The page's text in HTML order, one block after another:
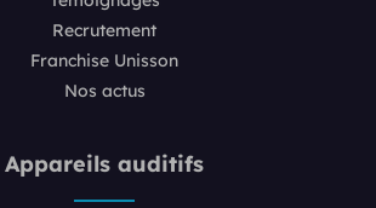
Recrutement
Franchise Unisson
Nos actus
Appareils auditifs